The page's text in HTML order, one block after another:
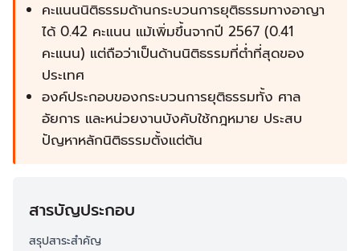
คะแนนนิติธรรมด้านกระบวนการยุติธรรมทางอาญา
ได้ 0.42 คะแนน แม้เพิ่มขึ้นจากปี 2567 (0.41
คะแนน) แต่ถือว่าเป็นด้านนิติธรรมที่ต่ำที่สุดของ
ประเทศ
องค์ประกอบของกระบวนการยุติธรรมทั้ง ศาล
อัยการ และหน่วยงานบังคับใช้กฎหมาย ประสบ
ปัญหาหลักนิติธรรมตั้งแต่ต้น
สารบัญประกอบ
สรุปสาระสำคัญ